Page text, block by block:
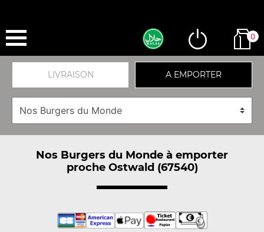
0
LIVRAISON A EMPORTER
Nos Burgers du Monde à emporter
proche Ostwald (67540)